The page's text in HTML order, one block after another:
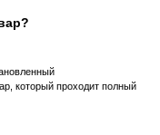
позиционирования
пота для длительного
ролики для легкого